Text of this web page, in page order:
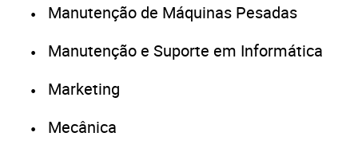
Manutenção de Máquinas Pesadas
Manutenção e Suporte em Informática
Marketing
Mecânica